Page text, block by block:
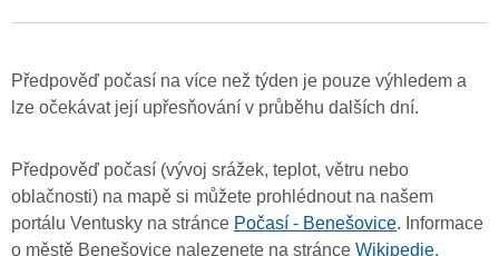
Předpověď počasí na více než týden je pouze výhledem a
lze očekávat její upřesňování v průběhu dalších dní.
Předpověď počasí (vývoj srážek, teplot, větru nebo
oblačnosti) na mapě si můžete prohlédnout na našem
portálu Ventusky na stránce Počasí - Benešovice. Informace
o městě Benešovice nalezenete na stránce Wikipedie.